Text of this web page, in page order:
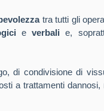
tra tutti gli
everbali e,
di condivisione di
a trattamenti